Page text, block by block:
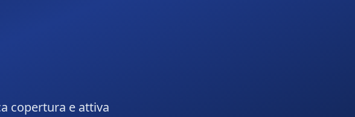
copertura e attiva